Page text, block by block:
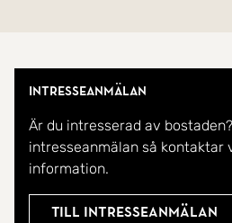
Bostanden är nyproducerad
stod klar våren 2020. Lägenheten erbjuder en
praktisk hall, stort och härligt
mot uteplatsen. Fint kök från Kungsäter och
Intresseanmälan
Är du intresserad av
intresseanmälan så kontaktar
information.
Till intresseanmälan